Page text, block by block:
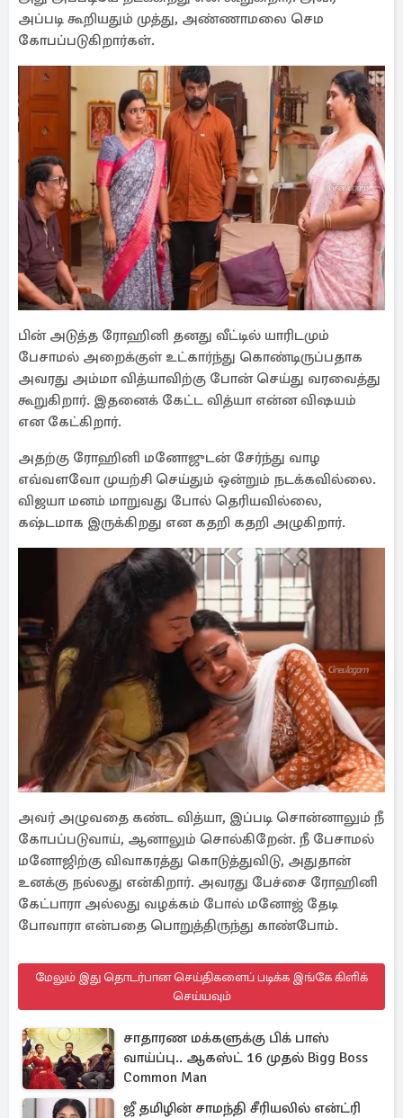
அப்படி கூறியதும் முத்து, அண்ணாமலை செம
கோபப்படுகிறார்கள்.
பின் அடுத்த ரோஹினி தனது வீட்டில் யாரிடமும்
பேசாமல் அறைக்குள் உட்கார்ந்து கொண்டிருப்பதாக
அவரது அம்மா வித்யாவிற்கு போன் செய்து வரவைத்து
கூறுகிறார். இதனைக் கேட்ட வித்யா என்ன விஷயம்
என கேட்கிறார்.
அதற்கு ரோஹினி மனோஜுடன் சேர்ந்து வாழ
எவ்வளவோ முயற்சி செய்தும் ஒன்றும் நடக்கவில்லை.
விஜயா மனம் மாறுவது போல் தெரியவில்லை,
கஷ்டமாக இருக்கிறது என கதறி கதறி அழுகிறார்.
அவர் அழுவதை கண்ட வித்யா, இப்படி சொன்னாலும் நீ
கோபப்படுவாய், ஆனாலும் சொல்கிறேன். நீ பேசாமல்
மனோஜிற்கு விவாகரத்து கொடுத்துவிடு, அதுதான்
உனக்கு நல்லது என்கிறார். அவரது பேச்சை ரோஹினி
கேட்பாரா அல்லது வழக்கம் போல் மனோஜ் தேடி
போவாரா என்பதை பொறுத்திருந்து காண்போம்.
மேலும் இது தொடர்பான செய்திகளைப் படிக்க இங்கே கிளிக்
செய்யவும்
சாதாரண மக்களுக்கு பிக் பாஸ்
வாய்ப்பு.. ஆகஸ்ட் 16 முதல் Bigg Boss
Common Man
ஜீ தமிழின் சாமந்தி சீரியலில் என்ட்ரி